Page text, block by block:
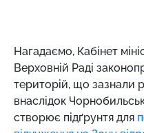
Нагадаємо, Кабінет
Верховній Раді
територій, що зазнали
внаслідок
створює підґрунтя для